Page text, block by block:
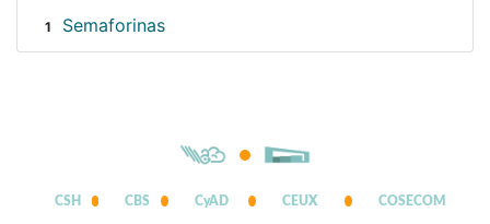
1 Semaforinas
CSH CBS CyAD CEUX COSECOM